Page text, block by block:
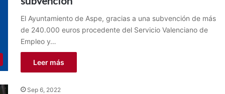
El Ayuntamiento de Aspe, gracias a una subvención de más
de 240.000 euros procedente del Servicio Valenciano de
Empleo y…
Leer más
Sep 6, 2022